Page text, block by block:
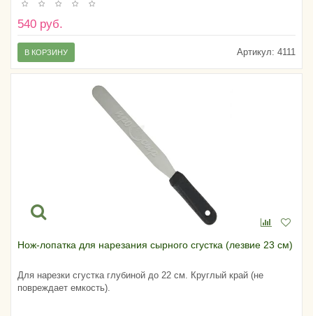
540 руб.
Артикул: 4111
В КОРЗИНУ
Нож-лопатка для нарезания сырного сгустка (лезвие 23 см)
Для нарезки сгустка глубиной до 22 см. Круглый край (не
повреждает емкость).